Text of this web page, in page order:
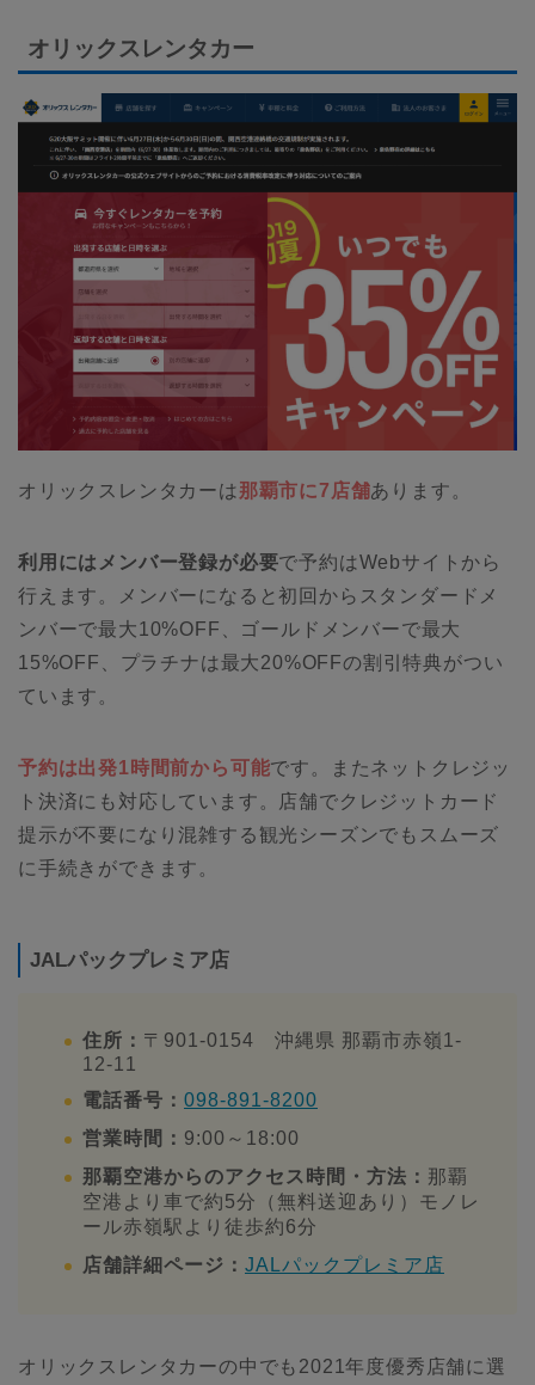
オリックスレンタカー
オリックスレンタカーは 那覇市に7店舗あります。
利用にはメンバー登録が必要で予約はWebサイトから
行えます。メンバーになると初回からスタンダードメ
ンバーで最大10%OFF、ゴールドメンバーで最大
15%OFF、プラチナは最大20%OFFの割引特典がつい
ています。
予約は出発1時間前から可能です。またネットクレジッ
ト決済にも対応しています。店舗でクレジットカード
提示が不要になり混雑する観光シーズンでもスムーズ
に手続きができます。
JALパックプレミア店
住所： 〒901-0154 沖縄県 那覇市赤嶺1-
12-11
電話番号： 098-891-8200
営業時間： 9:00～18:00
那覇空港からのアクセス時間・方法： 那覇
空港より車で約5分（無料送迎あり）モノレ
ール赤嶺駅より徒歩約6分
店舗詳細ページ： JALパックプレミア店
オリックスレンタカーの中でも2021年度優秀店舗に選